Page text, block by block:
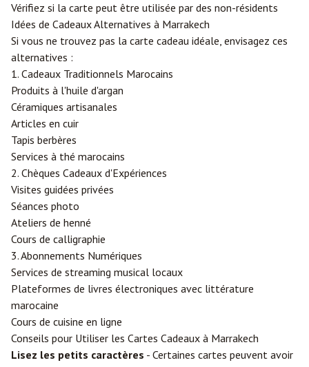
Vérifiez si la carte peut être utilisée par des non-résidents
Idées de Cadeaux Alternatives à Marrakech
Si vous ne trouvez pas la carte cadeau idéale, envisagez ces
alternatives :
1. Cadeaux Traditionnels Marocains
Produits à l'huile d'argan
Céramiques artisanales
Articles en cuir
Tapis berbères
Services à thé marocains
2. Chèques Cadeaux d'Expériences
Visites guidées privées
Séances photo
Ateliers de henné
Cours de calligraphie
3. Abonnements Numériques
Services de streaming musical locaux
Plateformes de livres électroniques avec littérature
marocaine
Cours de cuisine en ligne
Conseils pour Utiliser les Cartes Cadeaux à Marrakech
Lisez les petits caractères - Certaines cartes peuvent avoir